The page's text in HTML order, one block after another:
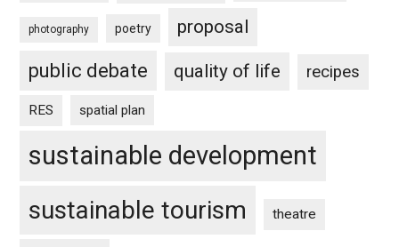
photography poetry proposal
public debate quality of life recipes
RES spatial plan
sustainable development
sustainable tourism theatre